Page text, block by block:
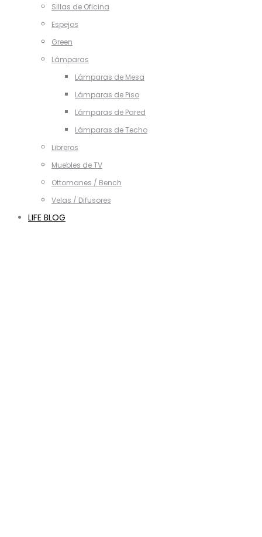
Sillas de Oficina
Espejos
Green
Lámparas
Lámparas de Mesa
Lámparas de Piso
Lámparas de Pared
Lámparas de Techo
Libreros
Muebles de TV
Ottomanes / Bench
Velas / Difusores
LIFE BLOG